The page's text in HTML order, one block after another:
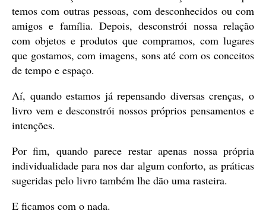
temos com outras pessoas, com desconhecidos ou com
amigos e família. Depois, desconstrói nossa relação
com objetos e produtos que compramos, com lugares
que gostamos, com imagens, sons até com os conceitos
de tempo e espaço.
Aí, quando estamos já repensando diversas crenças, o
livro vem e desconstrói nossos próprios pensamentos e
intenções.
Por fim, quando parece restar apenas nossa própria
individualidade para nos dar algum conforto, as práticas
sugeridas pelo livro também lhe dão uma rasteira.
E ficamos com o nada.